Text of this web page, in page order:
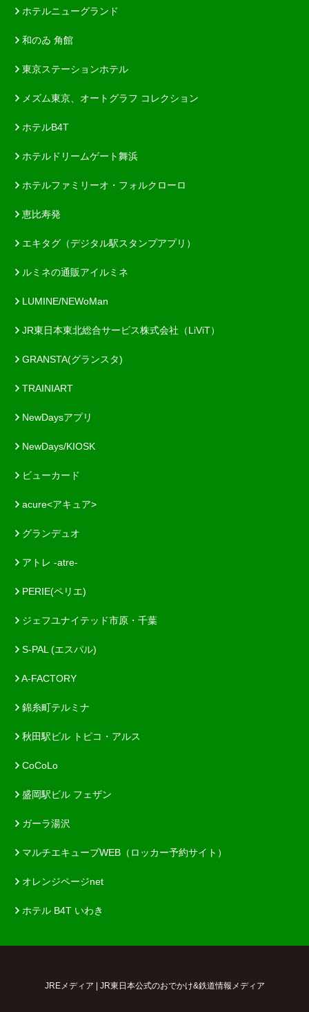
ホテルニューグランド
和のゐ 角館
東京ステーションホテル
メズム東京、オートグラフ コレクション
ホテルB4T
ホテルドリームゲート舞浜
ホテルファミリーオ・フォルクローロ
恵比寿発
エキタグ（デジタル駅スタンプアプリ）
ルミネの通販アイルミネ
LUMINE/NEWoMan
JR東日本東北総合サービス株式会社（LiViT）
GRANSTA(グランスタ)
TRAINIART
NewDaysアプリ
NewDays/KIOSK
ビューカード
acure<アキュア>
グランデュオ
アトレ -atre-
PERIE(ペリエ)
ジェフユナイテッド市原・千葉
S-PAL (エスパル)
A-FACTORY
錦糸町テルミナ
秋田駅ビル トピコ・アルス
CoCoLo
盛岡駅ビル フェザン
ガーラ湯沢
マルチエキューブWEB（ロッカー予約サイト）
オレンジページnet
ホテル B4T いわき
JREメディア | JR東日本公式のおでかけ&鉄道情報メディア